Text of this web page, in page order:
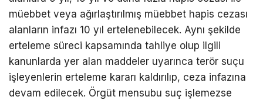
müebbet veya ağırlaştırılmış müebbet hapis cezası
alanların infazı 10 yıl ertelenebilecek. Aynı şekilde
erteleme süreci kapsamında tahliye olup ilgili
kanunlarda yer alan maddeler uyarınca terör suçu
işleyenlerin erteleme kararı kaldırılıp, ceza infazına
devam edilecek. Örgüt mensubu suç işlemezse